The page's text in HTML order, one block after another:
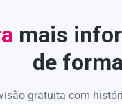
mais
de
gratuita com